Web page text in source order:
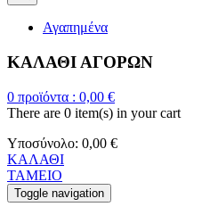
Αγαπημένα
ΚΑΛΑΘΙ ΑΓΟΡΩΝ
0 προϊόντα : 0,00 €
There are 0 item(s) in your cart
Υποσύνολο: 0,00 €
ΚΑΛΑΘΙ
ΤΑΜΕΙΟ
Toggle navigation